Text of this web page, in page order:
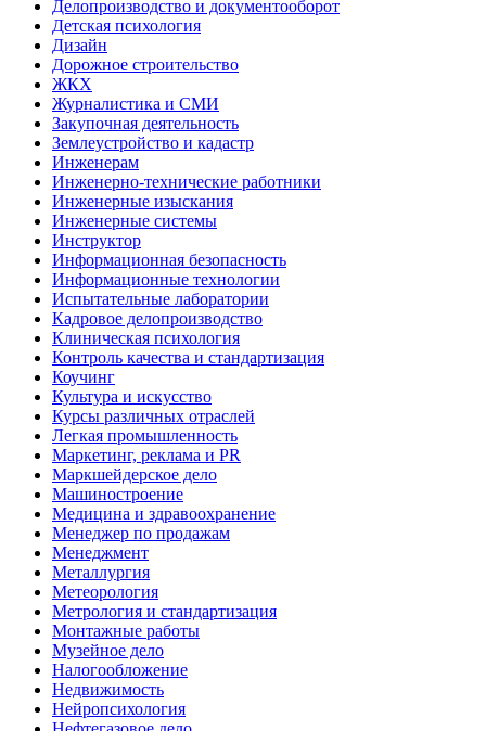
Делопроизводство и документооборот
Детская психология
Дизайн
Дорожное строительство
ЖКХ
Журналистика и СМИ
Закупочная деятельность
Землеустройство и кадастр
Инженерам
Инженерно-технические работники
Инженерные изыскания
Инженерные системы
Инструктор
Информационная безопасность
Информационные технологии
Испытательные лаборатории
Кадровое делопроизводство
Клиническая психология
Контроль качества и стандартизация
Коучинг
Культура и искусство
Курсы различных отраслей
Легкая промышленность
Маркетинг, реклама и PR
Маркшейдерское дело
Машиностроение
Медицина и здравоохранение
Менеджер по продажам
Менеджмент
Металлургия
Метеорология
Метрология и стандартизация
Монтажные работы
Музейное дело
Налогообложение
Недвижимость
Нейропсихология